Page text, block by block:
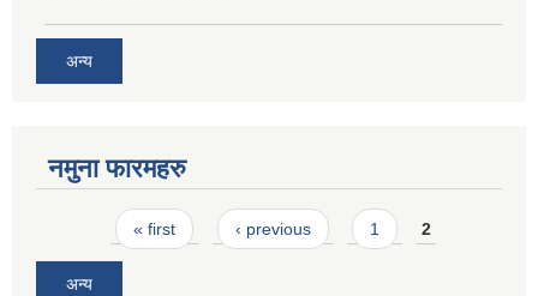
अन्य
नमुना फारमहरु
Pages« first ‹ previous 1 2
अन्य